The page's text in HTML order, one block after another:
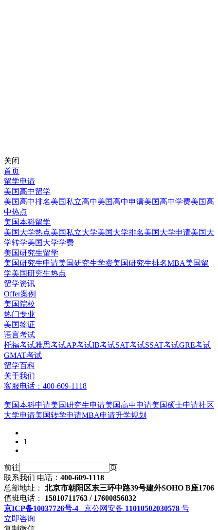
关闭
首页
留学申请
美国高中留学
美国高中排名美国私立高中美国高中申请美国高中学费美国高
中热点
美国本科留学
美国大学热点美国私立大学美国大学排名美国大学申请美国大
学转学美国大学学费
美国研究生留学
美国研究生申请美国研究生学费美国研究生排名MBA美国留
学美国研究生热点
留学资讯
Offer案例
美国院校
热门专业
美国签证
语言考试
托福考试雅思考试AP考试IB考试SAT考试SSAT考试GRE考试
GMAT考试
留学百科
关于我们
客服电话：400-609-1118
美国本科申请美国研究生申请美国高中申请美国硕士申请社区
大学申请美国转学申请MBA申请升学规划
1
前往
页
联系我们 电话： 400-609-1118
总部地址： 北京市朝阳区东三环中路39号建外SOHO B座1706
值班电话： 15810711763 / 17600856832
京ICP备10037726号-4 京公网安备 11010502030578 号
立即咨询